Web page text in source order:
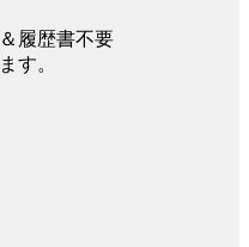
履歴書不要
す。